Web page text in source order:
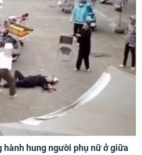
hung người phụ nữ ở giữa